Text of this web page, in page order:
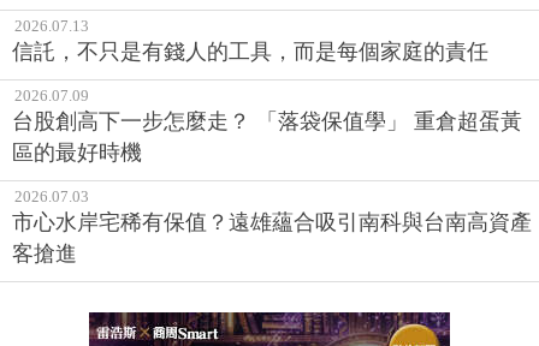
2026.07.13
信託，不只是有錢人的工具，而是每個家庭的責任
2026.07.09
台股創高下一步怎麼走？ 「落袋保值學」 重倉超蛋黃
區的最好時機
2026.07.03
市心水岸宅稀有保值？遠雄蘊合吸引南科與台南高資產
客搶進